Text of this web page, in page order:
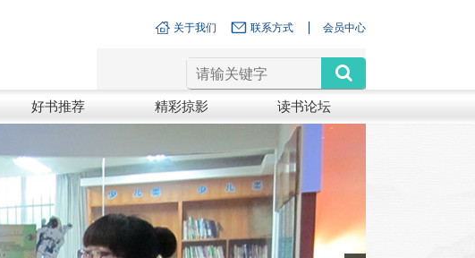
会员中心
联系方式
关于我们
好书推荐 精彩掠影 读书论坛